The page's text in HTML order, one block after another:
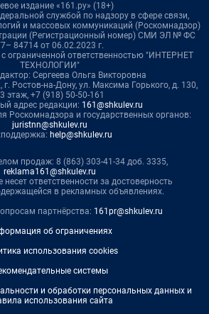
издание «161.ру» (18+)
службой по надзору в сфере связи,
и массовых коммуникаций (Роскомнадзор)
(Регистрационный номер) СМИ ЭЛ № ФС
84714 от 06.02.2023 г.
ограниченной ответственностью "ИНТЕРНЕТ
ТЕХНОЛОГИИ"
Сергеева Ольга Викторовна
Ростов-на-Дону, ул. Максима Горького, д. 130,
этаж, +7 (918) 50-50-161
адрес редакции: 161@shkulev.ru
Роскомнадзора и государственных органов:
juristnn@shkulev.ru
help@shkulev.ru
продаж: 8 (863) 303-41-34 доб. 3335,
reklama161@shkulev.ru
несет ответственности за достоверность
в рекламных объявлениях.
партнёрства: 161pr@shkulev.ru
об ограничениях
использования cookies
системы
и обработки персональных данных и
использования сайта